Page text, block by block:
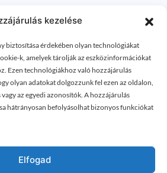
kezelése
biztosítása érdekében olyan technológiákat
k, amelyek tárolják az eszközinformációkat
Ezen technológiákhoz való hozzájárulás
olyan adatokat dolgozzunk fel ezen az oldalon,
az egyedi azonosítók. A hozzájárulás
hátrányosan befolyásolhat bizonyos funkciókat
Elfogad